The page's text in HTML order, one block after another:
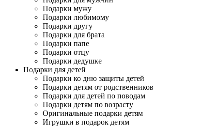
Подарки мужу
Подарки любимому
Подарки другу
Подарки для брата
Подарки папе
Подарки отцу
Подарки дедушке
Подарки для детей
Подарки ко дню защиты детей
Подарки детям от родственников
Подарки для детей по поводам
Подарки детям по возрасту
Оригинальные подарки детям
Игрушки в подарок детям